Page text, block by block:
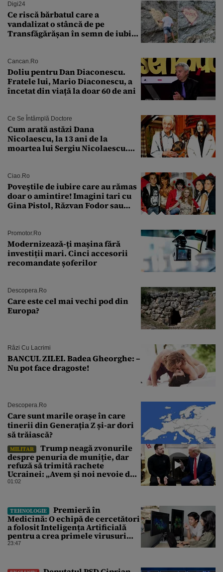
Digi24
Ce riscă bărbatul care a
vandalizat o stâncă de pe
Transfăgărășan în semn de iubire
Cancan.ro
Doliu pentru Dan Diaconescu.
Fratele lui, Mario Diaconescu, a
încetat din viață la doar 60 de ani
Ce Se Întâmplă Doctore
Cum arată astăzi Dana
Nicolaescu, la 13 ani de la
moartea lui Sergiu Nicolaescu.
Ciao.ro
Poveştile de iubire care au rămas
doar o amintire! Imagini tari cu
Gina Pistol, Răzvan Fodor sau
Promotor.ro
Modernizează-ți mașina fără
investiții mari. Cinci accesorii
recomandate șoferilor
Descopera.ro
Care este cel mai vechi pod din
Europa?
Râzi Cu Lacrimi
BANCUL ZILEI. Badea Gheorghe: –
Nu pot face dragoste!
Descopera.ro
Care sunt marile orașe în care
tinerii din Generația Z și-ar dori
să trăiască?
MILITAR
Trump neagă zvonurile
despre penuria de muniție, dar
refuză să trimită rachete
Ucrainei: „Avem și noi nevoie de
rachete”
01:02
TEHNOLOGIE
Premieră în
Medicină: O echipă de cercetători
a folosit Inteligența Artificială
pentru a crea primele virusuri
sintetice la tratarea de E.coli
23:47